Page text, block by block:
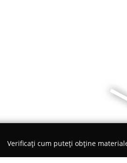
Verificați cum puteți obține